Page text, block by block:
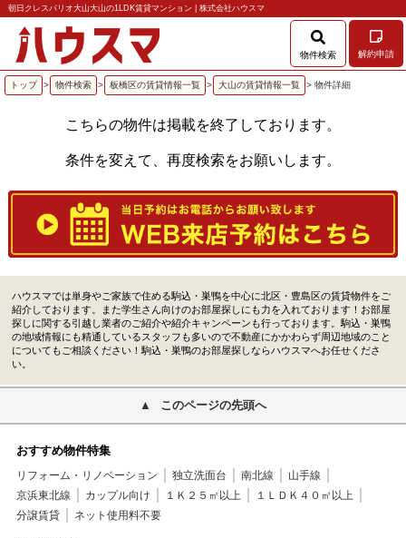
朝日クレスパリオ大山大山の1LDK賃貸マンション | 株式会社ハウスマ
物件検索 解約申請
トップ > 物件検索 > 板橋区の賃貸情報一覧 > 大山の賃貸情報一覧 > 物件詳細
こちらの物件は掲載を終了しております。
条件を変えて、再度検索をお願いします。
ハウスマでは単身やご家族で住める駒込・巣鴨を中心に北区・豊島区の賃貸物件をご
紹介しております。また学生さん向けのお部屋探しにも力を入れております！お部屋
探しに関する引越し業者のご紹介や紹介キャンペーンも行っております。駒込・巣鴨
の地域情報にも精通しているスタッフも多いので不動産にかかわらず周辺地域のこと
についてもご相談ください！駒込・巣鴨のお部屋探しならハウスマへお任せくださ
い。
このページの先頭へ
おすすめ物件特集
リフォーム・リノベーション 独立洗面台 南北線
山手線
京浜東北線
カップル向け １Ｋ２５㎡以上
１ＬＤＫ４０㎡以上
分譲賃貸
ネット使用料不要